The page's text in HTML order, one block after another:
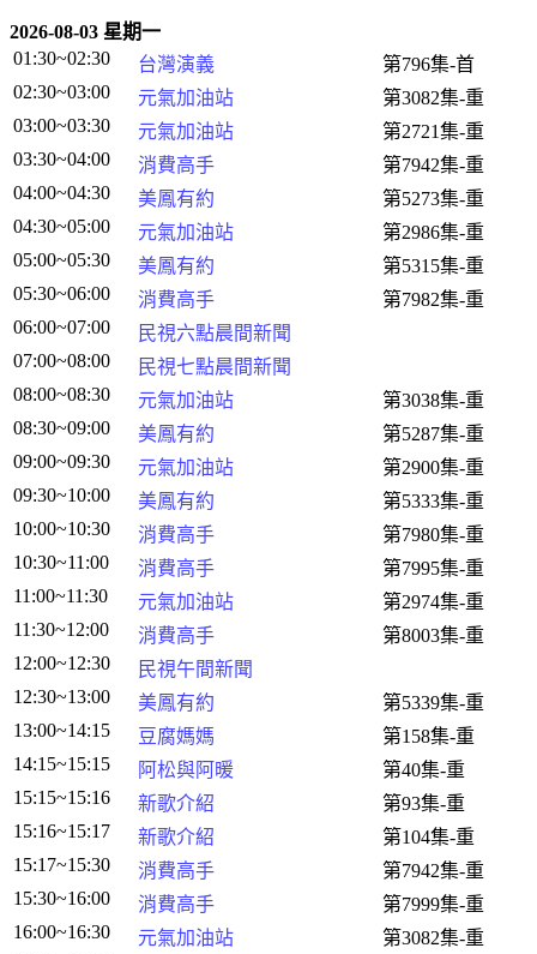
2026-08-03 星期一
01:30~02:30
台灣演義
第796集-首
02:30~03:00
元氣加油站
第3082集-重
03:00~03:30
元氣加油站
第2721集-重
03:30~04:00
消費高手
第7942集-重
04:00~04:30
美鳳有約
第5273集-重
04:30~05:00
元氣加油站
第2986集-重
05:00~05:30
美鳳有約
第5315集-重
05:30~06:00
消費高手
第7982集-重
06:00~07:00
民視六點晨間新聞
07:00~08:00
民視七點晨間新聞
08:00~08:30
元氣加油站
第3038集-重
08:30~09:00
美鳳有約
第5287集-重
09:00~09:30
元氣加油站
第2900集-重
09:30~10:00
美鳳有約
第5333集-重
10:00~10:30
消費高手
第7980集-重
10:30~11:00
消費高手
第7995集-重
11:00~11:30
元氣加油站
第2974集-重
11:30~12:00
消費高手
第8003集-重
12:00~12:30
民視午間新聞
12:30~13:00
美鳳有約
第5339集-重
13:00~14:15
豆腐媽媽
第158集-重
14:15~15:15
阿松與阿暖
第40集-重
15:15~15:16
新歌介紹
第93集-重
15:16~15:17
新歌介紹
第104集-重
15:17~15:30
消費高手
第7942集-重
15:30~16:00
消費高手
第7999集-重
16:00~16:30
元氣加油站
第3082集-重